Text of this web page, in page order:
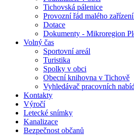
Tichovská pálenice
Provozní řád malého
Dotace
Dokumenty - Mikroregion
Volný čas
Sportovní areál
Turistika
Spolky v obci
Obecní knihovna v Tichově
Vyhledávač pracovních
Kontakty
Výročí
Letecké snímky
Kanalizace
Bezpečnost občanů